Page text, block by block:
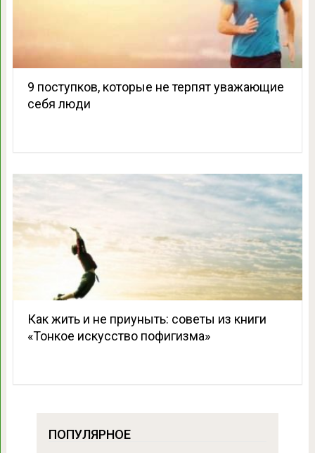
9 поступков, которые не терпят уважающие
себя люди
Как жить и не приуныть: советы из книги
«Тонкое искусство пофигизма»
ПОПУЛЯРНОЕ